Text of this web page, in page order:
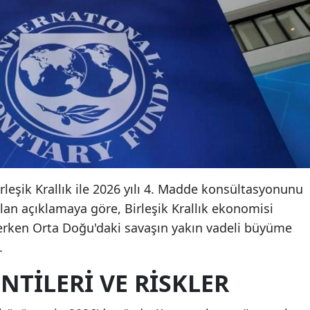
Krallık ile 2026 yılı 4. Madde konsültasyonunu
açıklamaya göre, Birleşik Krallık ekonomisi
Orta Doğu'daki savaşın yakın vadeli büyüme
VE RISKLER